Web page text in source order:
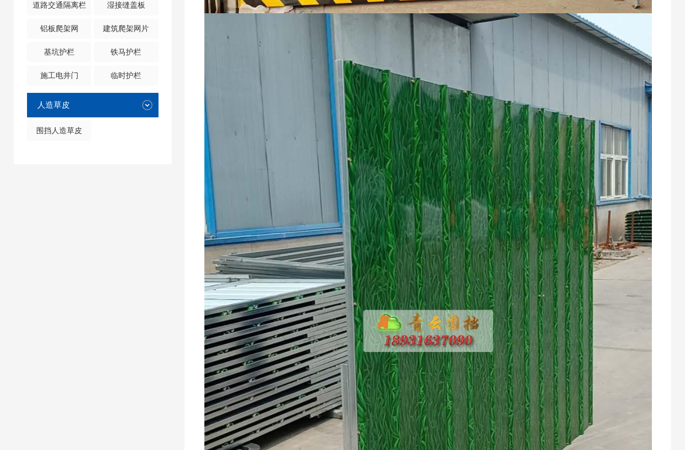
道路交通隔离栏 湿接缝盖板
铝板爬架网 建筑爬架网片
基坑护栏 铁马护栏
施工电井门 临时护栏
人造草皮
围挡人造草皮